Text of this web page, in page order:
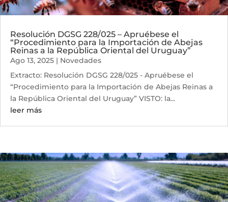
Resolución DGSG 228/025 – Apruébese el
“Procedimiento para la Importación de Abejas
Reinas a la República Oriental del Uruguay”
Ago 13, 2025 | Novedades
Extracto: Resolución DGSG 228/025 - Apruébese el
“Procedimiento para la Importación de Abejas Reinas a
la República Oriental del Uruguay” VISTO: la...
leer más